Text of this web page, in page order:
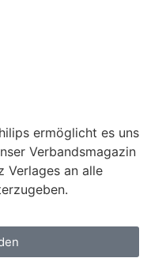
ermöglicht es uns
Verbandsmagazin
Verlages an alle